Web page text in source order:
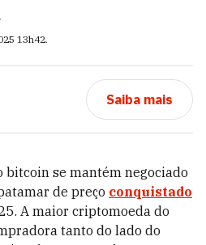
13h42.
Saiba mais
bitcoin se mantém negociado
de preço conquistado
A maior criptomoeda do
tanto do lado do